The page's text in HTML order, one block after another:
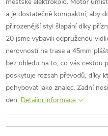
a je dostatečně kompaktní, aby
přirozenější styl šlapání díky
20 jsme vybavili odpruženou
nerovností na trase a 45mm
bez ohledu na to, co vás cestou
poskytuje rozsah převodů, díky
pohybovat jako znalec. Zadní
den. Detailní informace